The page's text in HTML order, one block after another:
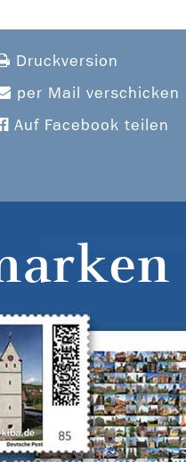
Druckversion
per Mail verschicken
Auf Facebook teilen